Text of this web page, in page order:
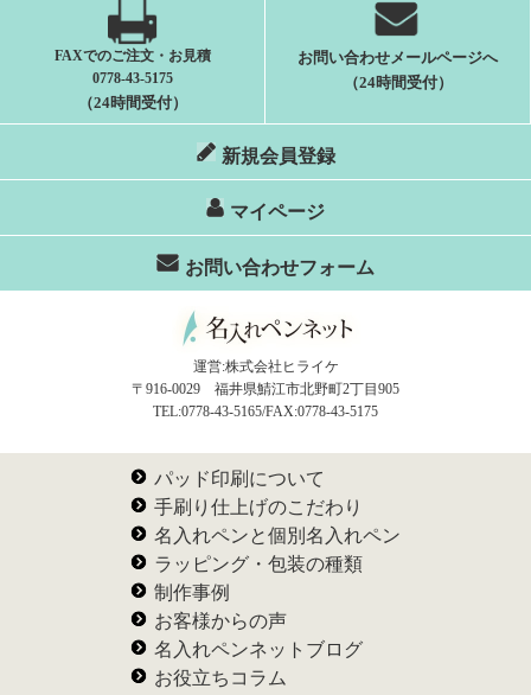
FAXでのご注文・お見積
0778-43-5175
（24時間受付）
お問い合わせメールページへ
（24時間受付）
新規会員登録
マイページ
お問い合わせフォーム
運営:株式会社ヒライケ
〒916-0029 福井県鯖江市北野町2丁目905
TEL:0778-43-5165/FAX:0778-43-5175
パッド印刷について
手刷り仕上げのこだわり
名入れペンと個別名入れペン
ラッピング・包装の種類
制作事例
お客様からの声
名入れペンネットブログ
お役立ちコラム